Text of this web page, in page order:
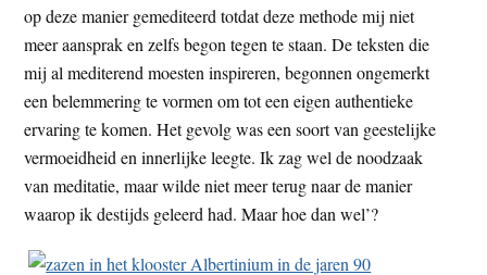
op deze manier gemediteerd totdat deze methode mij niet
meer aansprak en zelfs begon tegen te staan. De teksten die
mij al mediterend moesten inspireren, begonnen ongemerkt
een belemmering te vormen om tot een eigen authentieke
ervaring te komen. Het gevolg was een soort van geestelijke
vermoeidheid en innerlijke leegte. Ik zag wel de noodzaak
van meditatie, maar wilde niet meer terug naar de manier
waarop ik destijds geleerd had. Maar hoe dan wel’?